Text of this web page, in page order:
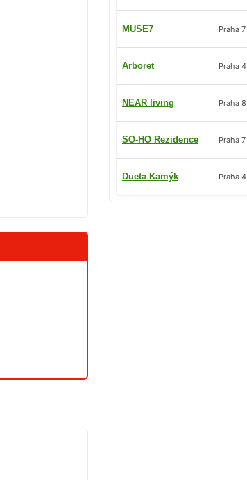
MUSE7 Praha 7
Arboret Praha 4
NEAR living Praha 8
SO-HO Rezidence Praha 7
Dueta Kamýk Praha 4